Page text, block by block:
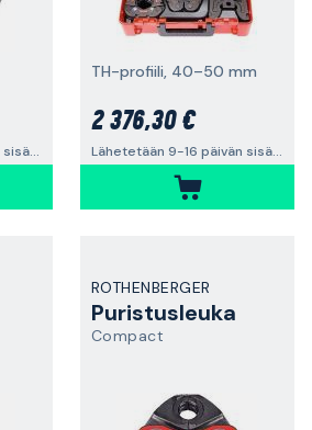
Lähetetään 9-16 päivän sisällä
TH-profiili, 40–50 mm
2 376,30 €
Lähetetään 9-16 päivän sisällä
ROTHENBERGER
Puristusleuka
Compact